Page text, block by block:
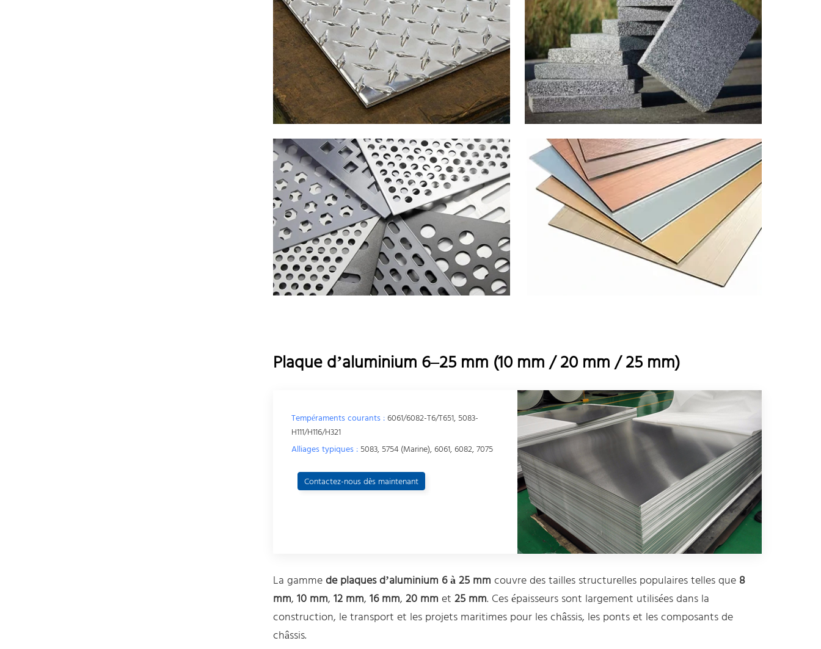
Plaque d’aluminium 6–25 mm (10 mm / 20 mm / 25 mm)
Tempéraments courants :6061/6082-T6/T651, 5083-
H111/H116/H321
Alliages typiques : 5083, 5754 (Marine), 6061, 6082, 7075
Contactez-nous dès maintenant
La gammede plaques d’aluminium 6 à 25 mm couvre des tailles structurelles populaires telles que 8
mm, 10 mm, 12 mm, 16 mm, 20 mm et 25 mm. Ces épaisseurs sont largement utilisées dans la
construction, le transport et les projets maritimes pour les châssis, les ponts et les composants de
châssis.